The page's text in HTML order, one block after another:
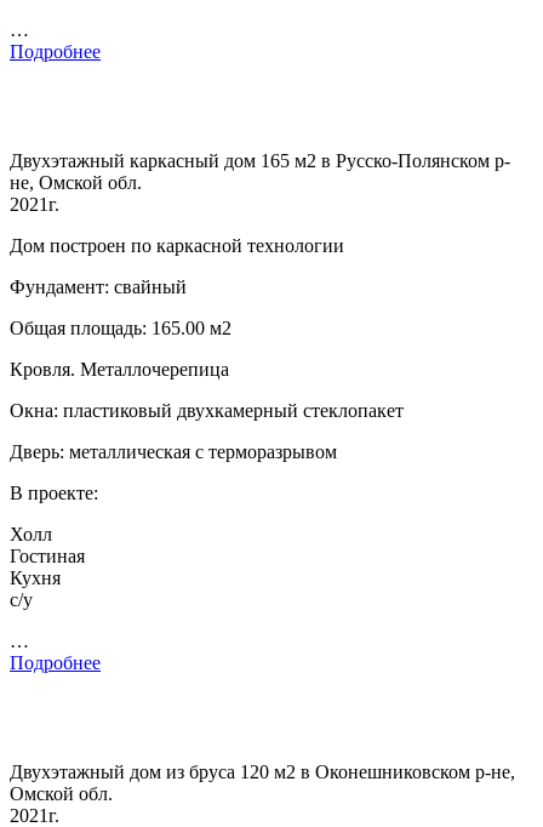
…
Подробнее
Двухэтажный каркасный дом 165 м2 в Русско-Полянском р-
не, Омской обл.
2021г.
Дом построен по каркасной технологии
Фундамент: свайный
Общая площадь: 165.00 м2
Кровля. Металлочерепица
Окна: пластиковый двухкамерный стеклопакет
Дверь: металлическая с терморазрывом
В проекте:
Холл
Гостиная
Кухня
с/у
…
Подробнее
Двухэтажный дом из бруса 120 м2 в Оконешниковском р-не,
Омской обл.
2021г.